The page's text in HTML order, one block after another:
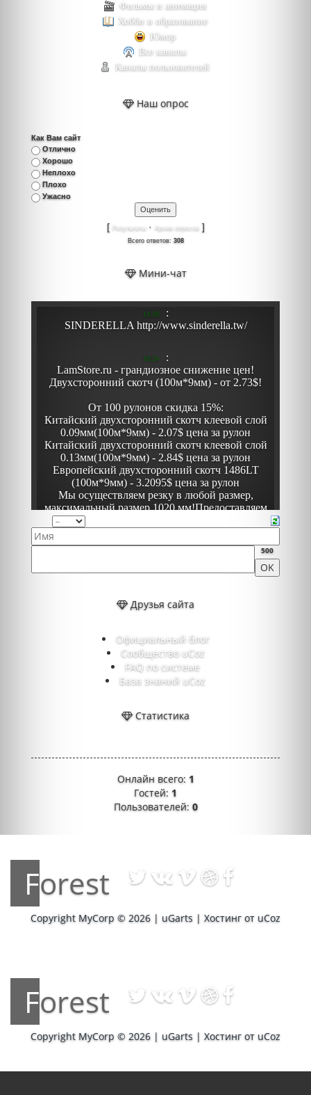
Фильмы и анимация
Хобби и образование
Юмор
Все каналы
Каналы пользователей
Наш опрос
Как Вам сайт
Отлично
Хорошо
Неплохо
Плохо
Ужасно
[ Результаты · Архив опросов]
Всего ответов: 308
Мини-чат
500
Друзья сайта
Официальный блог
Сообщество uCoz
FAQ по системе
База знаний uCoz
Статистика
Онлайн всего: 1
Гостей: 1
Пользователей:0
Forest
Copyright MyCorp © 2026 | uGarts | Хостинг от uCoz
Forest
Copyright MyCorp © 2026 | uGarts | Хостинг от uCoz